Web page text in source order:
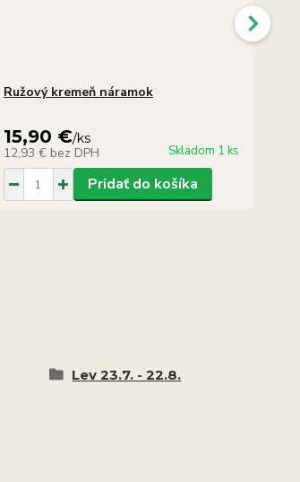
Ružový kremeň náramok
15,90 €/ks
12,93 € bez DPH Skladom 1 ks
Pridať do košíka
Lev 23.7. - 22.8.